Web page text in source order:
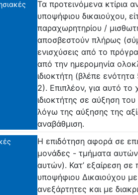
Τα προτεινόμενα κτίρια
υποψήφιου δικαιούχου,
παραχωρητηρίου /
αποσβεστούν πλήρως
ενισχύσεις από το
από την ημερομηνία
ιδιοκτήτη (βλέπε
2). Επιπλέον, για αυτό το
ιδιοκτήτης σε αύξηση
λόγω της αύξησης της
αναβάθμιση.
Η επιδότηση αφορά σε
μονάδες - τμήματα
αυτών). Κατ’ εξαίρεση σε
υποψήφιου Δικαιούχου με
ανεξάρτητες και με